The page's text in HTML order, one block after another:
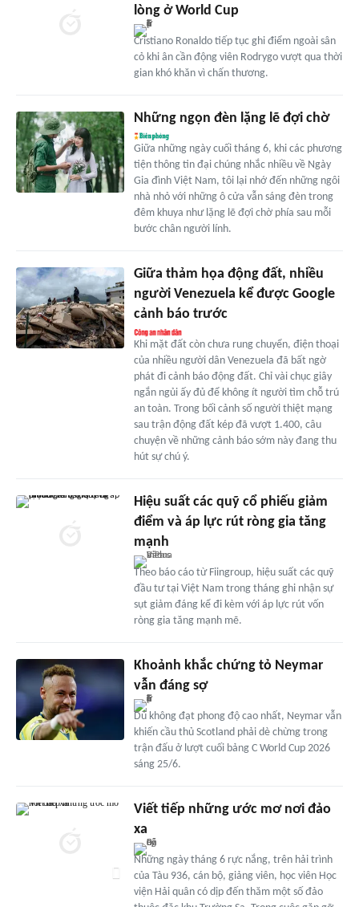
lòng ở World Cup
Cristiano Ronaldo tiếp tục ghi điểm ngoài sân
cỏ khi ân cần động viên Rodrygo vượt qua thời
gian khó khăn vì chấn thương.
Những ngọn đèn lặng lẽ đợi chờ
Giữa những ngày cuối tháng 6, khi các phương
tiện thông tin đại chúng nhắc nhiều về Ngày
Gia đình Việt Nam, tôi lại nhớ đến những ngôi
nhà nhỏ với những ô cửa vẫn sáng đèn trong
đêm khuya như lặng lẽ đợi chờ phía sau mỗi
bước chân người lính.
Giữa thảm họa động đất, nhiều
người Venezuela kể được Google
cảnh báo trước
Khi mặt đất còn chưa rung chuyển, điện thoại
của nhiều người dân Venezuela đã bất ngờ
phát đi cảnh báo động đất. Chỉ vài chục giây
ngắn ngủi ấy đủ để không ít người tìm chỗ trú
an toàn. Trong bối cảnh số người thiệt mạng
sau trận động đất kép đã vượt 1.400, câu
chuyện về những cảnh báo sớm này đang thu
hút sự chú ý.
Hiệu suất các quỹ cổ phiếu giảm
điểm và áp lực rút ròng gia tăng
mạnh
Theo báo cáo từ Fiingroup, hiệu suất các quỹ
đầu tư tại Việt Nam trong tháng ghi nhận sự
sụt giảm đáng kể đi kèm với áp lực rút vốn
ròng gia tăng mạnh mẽ.
Khoảnh khắc chứng tỏ Neymar
vẫn đáng sợ
Dù không đạt phong độ cao nhất, Neymar vẫn
khiến cầu thủ Scotland phải dè chừng trong
trận đấu ở lượt cuối bảng C World Cup 2026
sáng 25/6.
Viết tiếp những ước mơ nơi đảo
xa
Những ngày tháng 6 rực nắng, trên hải trình
của Tàu 936, cán bộ, giảng viên, học viên Học
viện Hải quân có dịp đến thăm một số đảo